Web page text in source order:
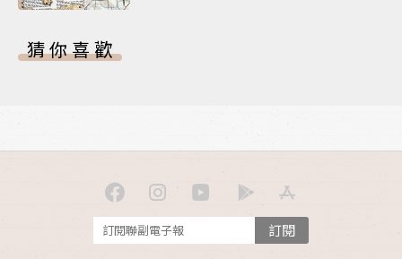
猜你喜歡
訂閱